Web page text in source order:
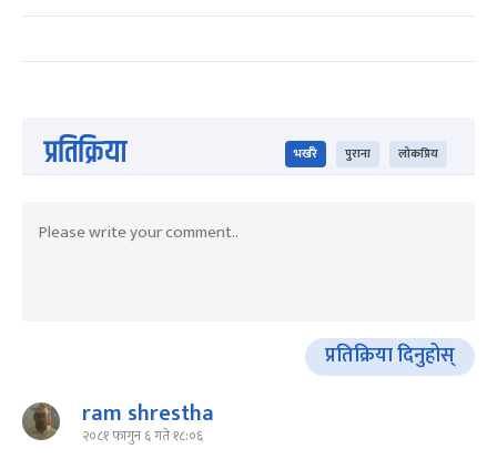
प्रतिक्रिया भर्खरै पुराना लोकप्रिय
प्रतिक्रिया दिनुहोस्
ram shrestha
२०८१ फागुन ६ गते १८:०६